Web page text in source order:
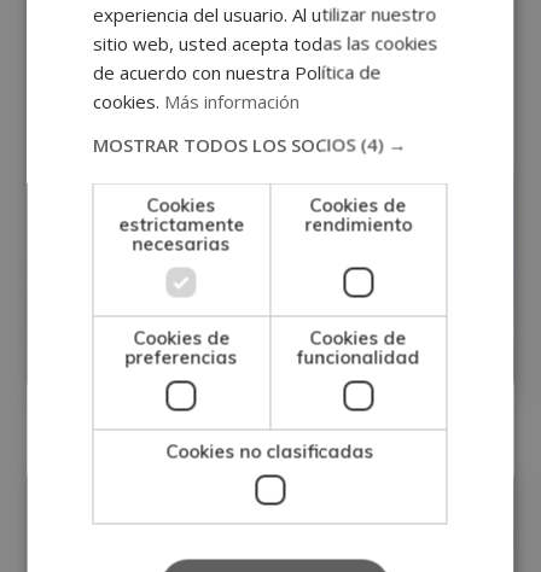
Curso en Estomaterapia para
Enfermería y Medicina
Matricúlate:1.680€
experiencia del usuario. Al utilizar nuestro
sitio web, usted acepta todas las cookies
de acuerdo con nuestra Política de
cookies. Más información
MOSTRAR TODOS LOS SOCIOS (4) →
Cookies
estrictamente
necesarias
Cookies de
rendimiento
Cookies de
preferencias
Cookies de
funcionalidad
Cookies no clasificadas